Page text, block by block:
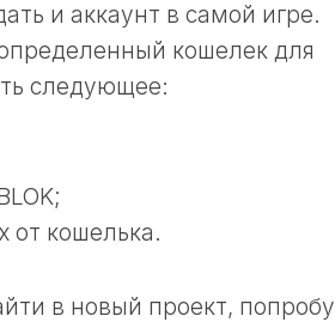
и аккаунт в самой игре.
кошелек для
следующее:
от кошелька.
в новый проект,